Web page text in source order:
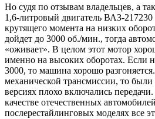
Но судя по отзывам владельцев, а
1,6-литровый двигатель ВАЗ-217230
крутящего момента на низких
дойдет до 3000 об./мин., тогда
«оживает». В целом этот мотор
именно на высоких оборотах. Если
3000, то машина хорошо
механической трансмиссии, то были
версиях плохо включались
качестве отечественных
послерестайлинговых моделях все